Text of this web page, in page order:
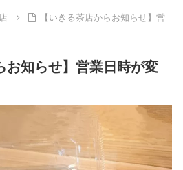
【いきる茶店からお知らせ】営
お知らせ】営業日時が変